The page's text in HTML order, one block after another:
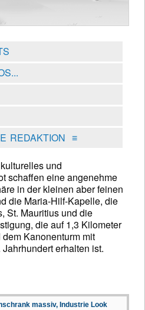
REDAKTION ≡
und
schaffen eine angenehme
in der kleinen aber feinen
die Maria-Hilf-Kapelle, die
St. Mauritius und die
die auf 1,3 Kilometer
Kanonenturm mit
erhalten ist.
massiv, Industrie Look